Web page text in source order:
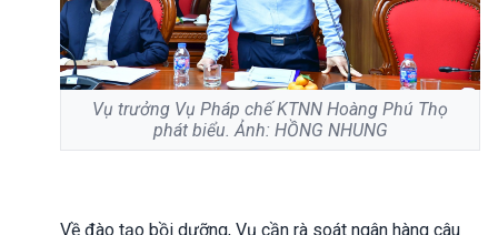
Vụ trưởng Vụ Pháp chế KTNN Hoàng Phú Thọ
phát biểu. Ảnh: HỒNG NHUNG
Về đào tạo bồi dưỡng, Vụ cần rà soát ngân hàng câu